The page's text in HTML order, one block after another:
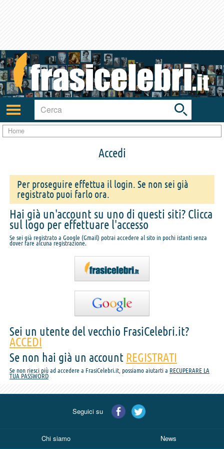
Attiva/disattiva
navigazione
Toggle
search
bar
Home
Accedi
Per proseguire effettua il login. Se non sei già
registrato puoi farlo ora.
Hai già un'account su uno di questi siti? Clicca
sul logo per effettuare l'accesso
Se sei già registrato a Google (Gmail) potrai accedere al sito in pochi istanti senza
dover fare alcuna registrazione.
Sei un utente del vecchio FrasiCelebri.it?
ACCEDI
Se non hai già un account REGISTRATI
Se non riesci più ad accedere a FrasiCelebri.it, possiamo aiutarti a RECUPERARE LA
TUA PASSWORD
Seguici su
Chi siamo News